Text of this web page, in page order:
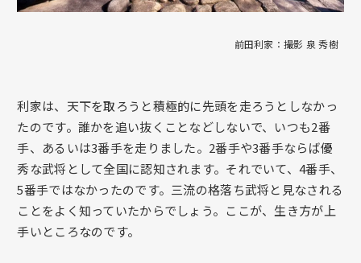
前田利家：撮影 泉 秀樹
利家は、天下を取ろうと積極的に先頭を走ろうとしなかっ
たのです。誰かを追い抜くことなどしないで、いつも2番
手、あるいは3番手を走りました。2番手や3番手ならば優
秀な武将として全国に認知されます。それでいて、4番手、
5番手ではなかったのです。三流の格落ち武将と見なされる
ことをよく知っていたからでしょう。ここが、生き方が上
手いところなのです。